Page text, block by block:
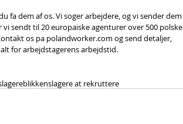
fa dem af os. Vi soger arbejdere, og vi sender dem
sendt til 20 europaiske agenturer over 500 polske
os pa polandworker.com og send detaljer,
for arbejdstagerens arbejdstid.
blikkenslagere at rekruttere